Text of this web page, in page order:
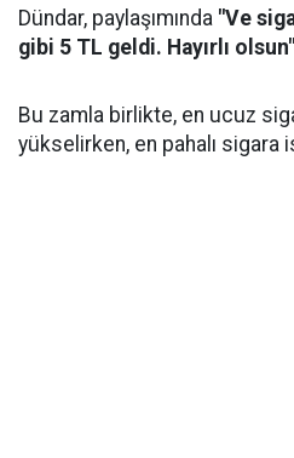
Dündar, paylaşımında "Ve
gibi 5 TL geldi. Hayırlı olsun"
Bu zamla birlikte, en ucuz
yükselirken, en pahalı sigara